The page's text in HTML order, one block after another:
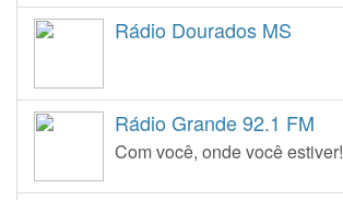
Rádio Dourados MS
Rádio Grande 92.1 FM
Com você, onde você estiver!